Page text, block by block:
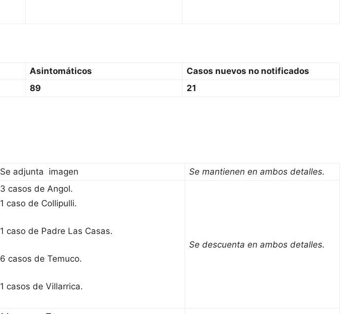
Asintomáticos
Casos nuevos no notificados
89 21
Se adjunta imagen Se mantienen en ambos detalles.
3 casos de Angol.
1 caso de Collipulli.
1 caso de Padre Las Casas.
6 casos de Temuco.
1 casos de Villarrica.
Se descuenta en ambos detalles.